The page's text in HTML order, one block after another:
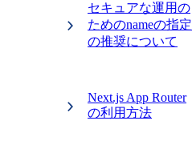
セキュアな運用の
ためのnameの指定
の推奨について
Next.js App Router
の利用方法